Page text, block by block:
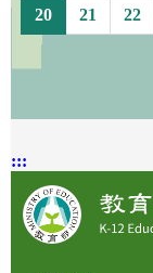
20 21 22
:::